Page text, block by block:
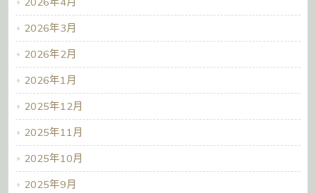
2026年3月
2026年2月
2026年1月
2025年12月
2025年11月
2025年10月
2025年9月